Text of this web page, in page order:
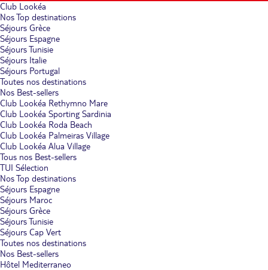
Club Lookéa
Nos Top destinations
Séjours Grèce
Séjours Espagne
Séjours Tunisie
Séjours Italie
Séjours Portugal
Toutes nos destinations
Nos Best-sellers
Club Lookéa Rethymno Mare
Club Lookéa Sporting Sardinia
Club Lookéa Roda Beach
Club Lookéa Palmeiras Village
Club Lookéa Alua Village
Tous nos Best-sellers
TUI Sélection
Nos Top destinations
Séjours Espagne
Séjours Maroc
Séjours Grèce
Séjours Tunisie
Séjours Cap Vert
Toutes nos destinations
Nos Best-sellers
Hôtel Mediterraneo